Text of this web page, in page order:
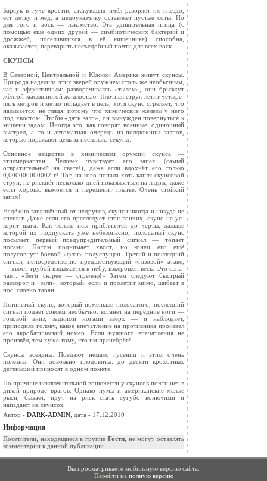
Барсук в туче яростно атакующих пчёл разоряет их гнездо,
ест детку и мёд, а медоуказчику оставляет пустые соты. Но
для того и воск — лакомство. Эта удивительная птица (с
помощью ещё одних друзей — симбиотических бак­терий и
дрожжей, поселившихся в её кишечнике) способна,
оказывается, переварить несъедобный почти для всех воск.
СКУНСЫ
В Северной, Центральной и Южной Америке живут скун­сы.
Природа наделила этих зве­рей оружием столь же необычным,
как и эффективным: разворачиваясь «тылом», они брызжут
жёлтой маслянистой жидкостью. Плотная струя летит четыре-
пять метров и метко попадает в цель, хотя скунс стреляет, что
называет­ся, не глядя, потому что химические железы у него
под хво­стом. Чтобы «дать залп», он вы­нужден повернуться к
мишени задом. Иногда это, как говорят военные, одиночный
выстрел, а то и автоматная очередь из пол­дюжины залпов,
которые поража­ют цель за несколько секунд.
Основное вещество в химичес­ком оружии скунса —
этилмеркаптан. Человек чувствует его запах (самый
отвратительный на свете!), даже если вдохнёт его только
0,000000000002 г! Тот, на кого попала хоть капля скунсо­вой
струи, не рискнёт несколько дней показываться на людях, да­же
если хорошо вымоется и пере­менит платье. Очень стойкий
запах!
Надёжно защищённый от не­другов, скунс никогда и никуда не
спешит. Даже если его преследу­ет стая гончих, скунс не ус­
корит шага. Как только псы приблизятся до черты, дальше
которой их подпускать уже небез­опасно, полосатый скунс
посыла­ет первый предупредительный сигнал — топает
ногами. По­том поднимает хвост, но конец его ещё
полусогнут: боевой «флаг» полуспущен. Третий и по­следний
сигнал, непосредственно предшествующий «газовой» ата­ке,
— хвост трубой вздымается к небу, взъерошен весь. Это озна­
чает: «Беги скорее — стреляю!» Затем следуют быстрый
разво­рот и «залп», который, если и пролетит мимо, шибает в
нос, словно таран.
Пятнистый скунс, который поменьше полосатого, пос­ледний
сигнал подаёт совсем необычно: встанет на передние ноги —
головой вниз, задними ногами вверх — и наблюдает,
приподняв голову, какое впечатление на противника произвёл
его акробатический номер. Если нужного впечат­ления не
произвёл, тем хуже тому, кто им пренебрёг!
Скунсы всеядны. Поедают немало гусениц и этим очень
полезны. Они довольно плодовиты: до десяти крохотных
детёнышей приносят в одном помёте.
По причине исключительной вонючести у скунсов почти нет в
дикой природе врагов. Однако пумы и американские ма­лые
рыси, бывает, идут на риск стать сугубо вонючими и
нападают на скунсов.
Автор - DARK-ADMIN , дата - 17.12.2010
Информация
Посетители, находящиеся в группе Гости, не могут оставлять
комментарии к данной публикации.
Вы просматриваете мобильную версию сайта.
Перейти на полную версию